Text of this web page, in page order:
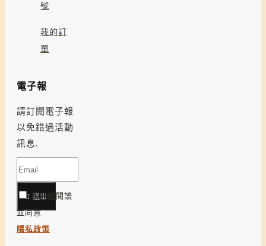
號
我的訂
單
電子報
請訂閱電子報
以免錯過活動
訊息.
送出
我已經閱讀
並同意
隱私政策